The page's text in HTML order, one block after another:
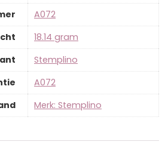
‎A072
‎18.14 gram
‎Stemplino
‎A072
Merk: Stemplino